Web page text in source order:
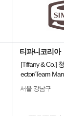
티파니코리아
[Tiffany & Co.]
ector/Team
서울 강남구